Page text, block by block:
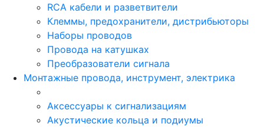
RCA кабели и разветвители
Клеммы, предохранители, дистрибьюторы
Наборы проводов
Провода на катушках
Преобразователи сигнала
Монтажные провода, инструмент, электрика
Аксессуары к сигнализациям
Акустические кольца и подиумы